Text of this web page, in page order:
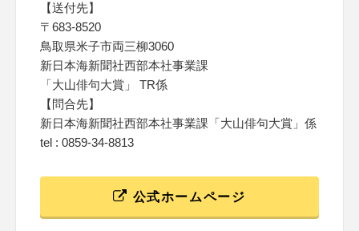
【送付先】
〒683-8520
鳥取県米子市両三柳3060
新日本海新聞社西部本社事業課
「大山俳句大賞」 TR係
【問合先】
新日本海新聞社西部本社事業課「大山俳句大賞」係
tel : 0859-34-8813
公式ホームページ